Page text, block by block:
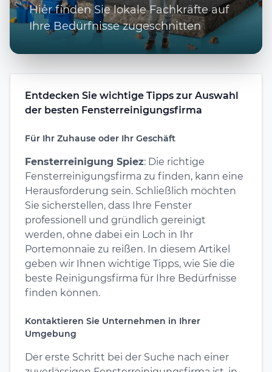
Hier finden Sie lokale Fachkräfte auf
Ihre Bedürfnisse zugeschnitten
Entdecken Sie wichtige Tipps zur Auswahl
der besten Fensterreinigungsfirma
Für Ihr Zuhause oder Ihr Geschäft
Fensterreinigung Spiez: Die richtige
Fensterreinigungsfirma zu finden, kann eine
Herausforderung sein. Schließlich möchten
Sie sicherstellen, dass Ihre Fenster
professionell und gründlich gereinigt
werden, ohne dabei ein Loch in Ihr
Portemonnaie zu reißen. In diesem Artikel
geben wir Ihnen wichtige Tipps, wie Sie die
beste Reinigungsfirma für Ihre Bedürfnisse
finden können.
Kontaktieren Sie Unternehmen in Ihrer
Umgebung
Der erste Schritt bei der Suche nach einer